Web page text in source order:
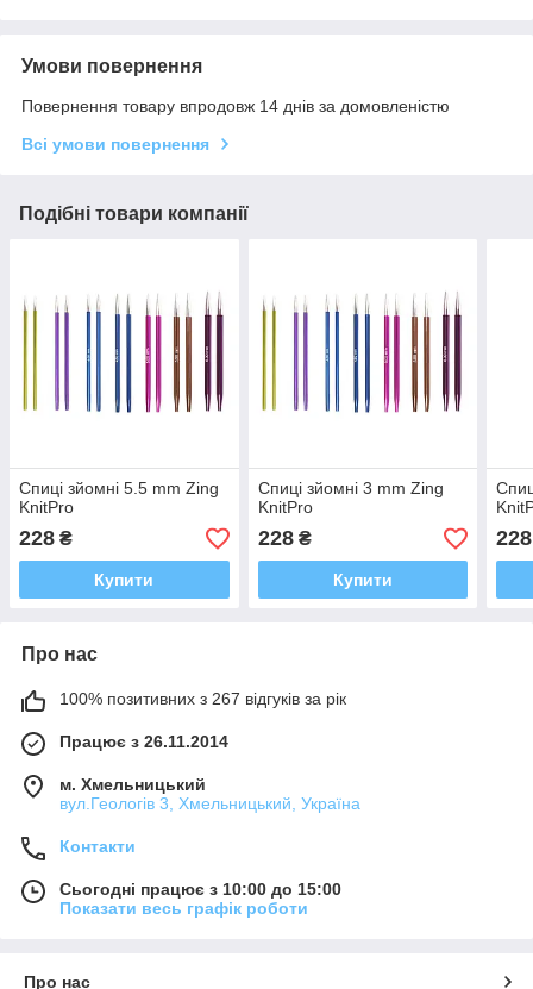
Умови повернення
Повернення товару впродовж 14 днів за домовленістю
Всі умови повернення
Подібні товари компанії
Спиці зйомні 5.5 mm Zing
KnitPro
228 ₴
Купити
Спиці зйомні 3 mm Zing
KnitPro
228₴
Купити
228
Про нас
100% позитивних з 267 відгуків за рік
Працює з 26.11.2014
м. Хмельницький
вул.Геологів 3, Хмельницький, Україна
Контакти
Сьогодні працює з 10:00 до 15:00
Показати весь графік роботи
Про нас